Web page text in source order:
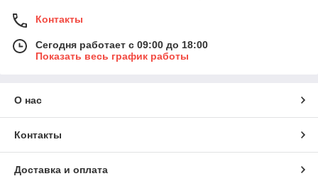
Контакты
Сегодня работает с 09:00 до 18:00
Показать весь график работы
О нас
Контакты
Доставка и оплата